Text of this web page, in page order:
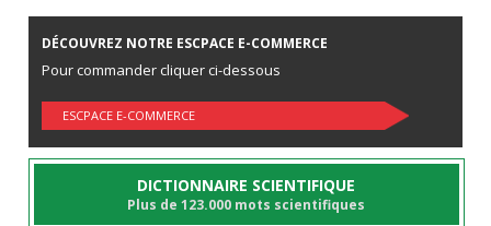
DÉCOUVREZ NOTRE ESCPACE E-COMMERCE
Pour commander cliquer ci-dessous
ESCPACE E-COMMERCE
DICTIONNAIRE SCIENTIFIQUE
Plus de 123.000 mots scientifiques